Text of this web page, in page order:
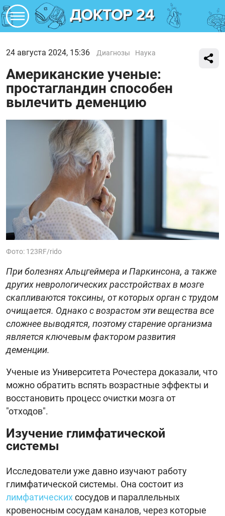
24 августа 2024, 15:36 Диагнозы Наука
Американские ученые:
простагландин способен
вылечить деменцию
Фото: 123RF/rido
При болезнях Альцгеймера и Паркинсона, а также
других неврологических расстройствах в мозге
скапливаются токсины, от которых орган с трудом
очищается. Однако с возрастом эти вещества все
сложнее выводятся, поэтому старение организма
является ключевым фактором развития
деменции.
Ученые из Университета Рочестера доказали, что
можно обратить вспять возрастные эффекты и
восстановить процесс очистки мозга от
"отходов".
Изучение глимфатической
системы
Исследователи уже давно изучают работу
глимфатической системы. Она состоит из
лимфатическихсосудов и параллельных
кровеносным сосудам каналов, через которые